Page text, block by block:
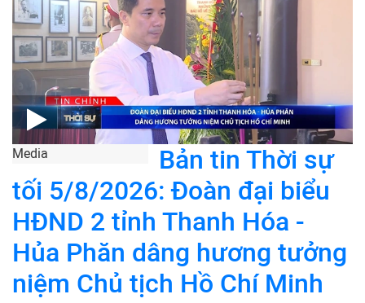
Media
Bản tin Thời sự
tối 5/8/2026: Đoàn đại biểu
HĐND 2 tỉnh Thanh Hóa -
Hủa Phăn dâng hương tưởng
niệm Chủ tịch Hồ Chí Minh